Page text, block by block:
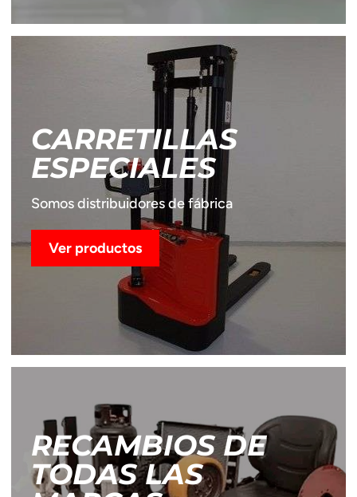
CARRETILLAS
ESPECIALES
Somos distribuidores de fábrica
Ver productos
RECAMBIOS DE
TODAS LAS